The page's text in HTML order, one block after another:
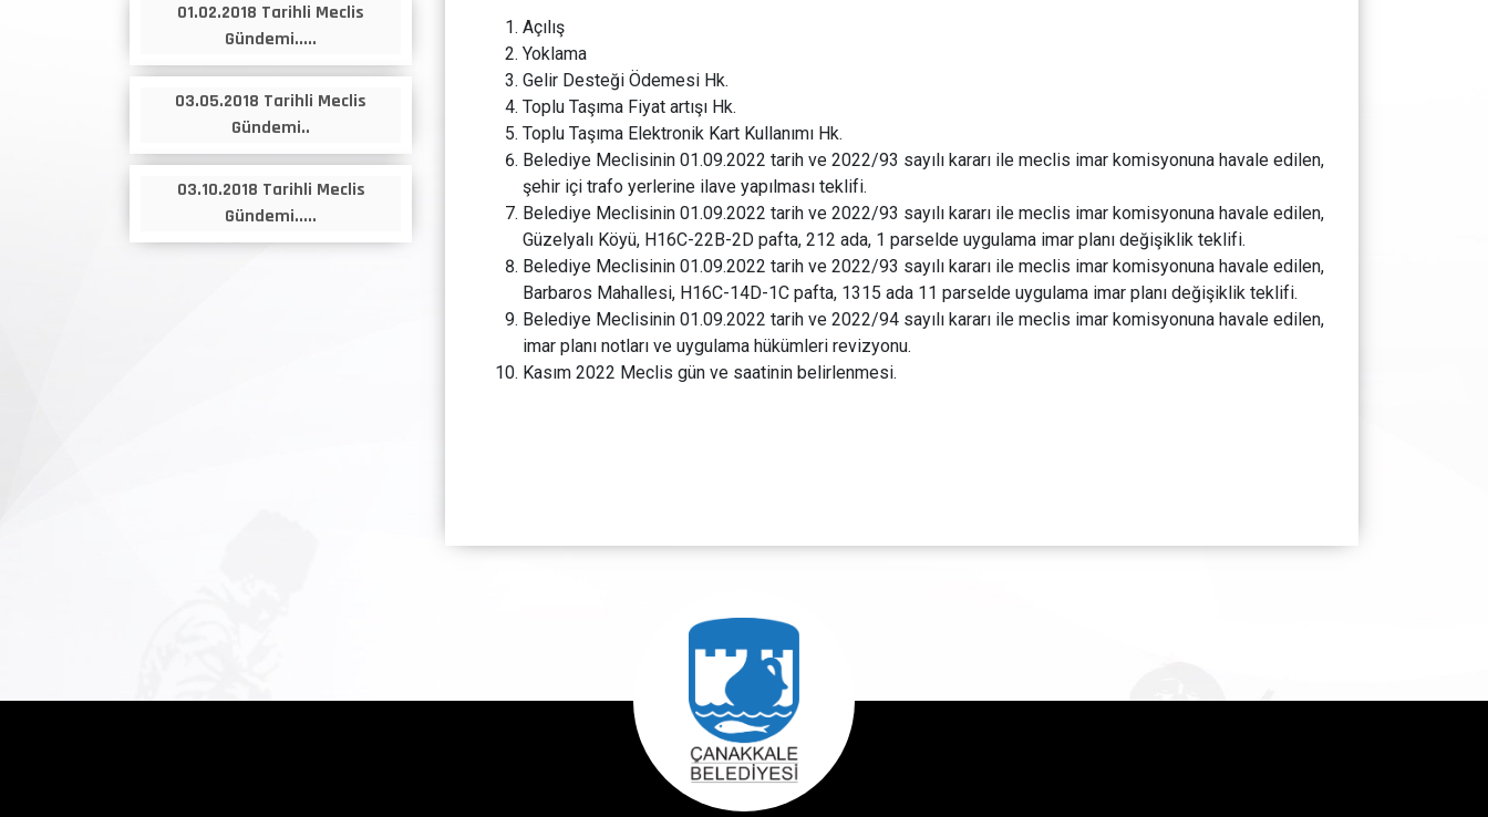
01.02.2018 Tarihli Meclis
Gündemi.....
04.01.2018 Tarihli Meclis
Gündemi.....
03.05.2018 Tarihli Meclis
Gündemi..
04.07.2018 Tarihli Meclis
Gündemi..
03.10.2018 Tarihli Meclis
Gündemi.....
06.12.2018 Tarihli Meclis
Gündemi.....
Açılış
Yoklama
Gelir Desteği Ödemesi Hk.
Toplu Taşıma Fiyat artışı Hk.
Toplu Taşıma Elektronik Kart Kullanımı Hk.
Belediye Meclisinin 01.09.2022 tarih ve 2022/93 sayılı kararı ile meclis imar komisyonuna havale edilen,
şehir içi trafo yerlerine ilave yapılması teklifi.
Belediye Meclisinin 01.09.2022 tarih ve 2022/93 sayılı kararı ile meclis imar komisyonuna havale edilen,
Güzelyalı Köyü, H16C-22B-2D pafta, 212 ada, 1 parselde uygulama imar planı değişiklik teklifi.
Belediye Meclisinin 01.09.2022 tarih ve 2022/93 sayılı kararı ile meclis imar komisyonuna havale edilen,
Barbaros Mahallesi, H16C-14D-1C pafta, 1315 ada 11 parselde uygulama imar planı değişiklik teklifi.
Belediye Meclisinin 01.09.2022 tarih ve 2022/94 sayılı kararı ile meclis imar komisyonuna havale edilen,
imar planı notları ve uygulama hükümleri revizyonu.
Kasım 2022 Meclis gün ve saatinin belirlenmesi.